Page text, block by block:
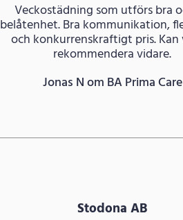
Veckostädning som utförs bra
belåtenhet. Bra kommunikation,
och konkurrenskraftigt pris.
rekommendera vidare.
Jonas N om BA Prima Care
Stodona AB